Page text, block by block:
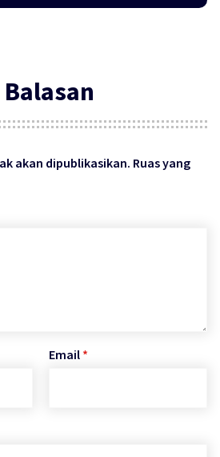
akan dipublikasikan. Ruas yang
Email *